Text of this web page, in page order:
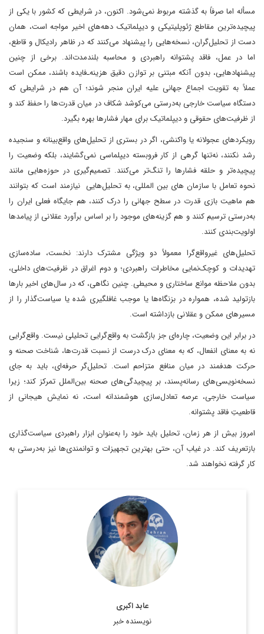
مسأله اما صرفاً به گذشته مربوط نمی‌شود. اکنون، در شرایطی که کشور با یکی از
پیچیده‌ترین مقاطع ژئوپلیتیکی و دیپلماتیک دهه‌های اخیر مواجه است، همان
دست از تحلیل‌گران، نسخه‌هایی را پیشنهاد می‌کنند که در ظاهر رادیکال و قاطع،
اما در عمل، فاقد پشتوانه راهبردی و محاسبه بلندمدت‌اند. برخی از چنین
پیشنهادهایی، بدون آنکه مبتنی بر توازن دقیق هزینه‌ـ‌فایده باشند، ممکن است
عملاً به تقویت اجماع جهانی علیه ایران منجر شوند؛ آن هم در شرایطی که
دستگاه سیاست خارجی به‌درستی می‌کوشد شکاف در میان قدرت‌ها را حفظ کند و
از ظرفیت‌های حقوقی و دیپلماتیک برای مهار فشارها بهره بگیرد.
رویکردهای عجولانه یا واکنشی، اگر در بستری از تحلیل‌های واقع‌بینانه و سنجیده
رشد نکنند، نه‌تنها گرهی از کار فروبسته دیپلماسی نمی‌گشایند، بلکه وضعیت را
پیچیده‌تر و حلقه فشارها را تنگ‌تر می‌کنند. تصمیم‌گیری در حوزه‌هایی مانند
نحوه تعامل با سازمان های بین المللی، به تحلیل‌هایی نیازمند است که بتوانند
هم ماهیت بازی قدرت در سطح جهانی را درک کنند، هم جایگاه فعلی ایران را
به‌درستی ترسیم کنند و هم گزینه‌های موجود را بر اساس برآورد عقلانی از پیامدها
اولویت‌بندی کنند.
تحلیل‌های غیرواقع‌گرا معمولاً دو ویژگی مشترک دارند: نخست، ساده‌سازی
تهدیدات و کوچک‌نمایی مخاطرات راهبردی؛ و دوم اغراق در ظرفیت‌های داخلی،
بدون ملاحظه موانع ساختاری و محیطی. چنین نگاهی، که در سال‌های اخیر بارها
بازتولید شده، همواره در بزنگاه‌ها یا موجب غافلگیری شده یا سیاست‌گذار را از
مسیرهای ممکن و عقلانی بازداشته است.
در برابر این وضعیت، چاره‌ای جز بازگشت به واقع‌گرایی تحلیلی نیست. واقع‌گرایی
نه به معنای انفعال، که به معنای درک درست از نسبت قدرت‌ها، شناخت صحنه و
حرکت هدفمند در میان منافع متزاحم است. تحلیل‌گر حرفه‌ای، باید به جای
نسخه‌نویسی‌های رسانه‌پسند، بر پیچیدگی‌های صحنه بین‌الملل تمرکز کند؛ زیرا
سیاست خارجی، عرصه تعادل‌سازی هوشمندانه است، نه نمایش هیجانی از
قاطعیتِ فاقد پشتوانه.
امروز بیش از هر زمان، تحلیل باید خود را به‌عنوان ابزار راهبردی سیاست‌گذاری
بازتعریف کند. در غیاب آن، حتی بهترین تجهیزات و توانمندی‌ها نیز به‌درستی به
کار گرفته نخواهند شد.
عابد اکبری
نویسنده خبر
دکتر عابد اکبری، کارشناس مسائل اروپا
اطلاعات بیشتر